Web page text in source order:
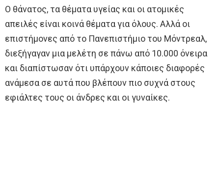
Ο θάνατος, τα θέματα υγείας και οι ατομικές
απειλές είναι κοινά θέματα για όλους. Αλλά οι
επιστήμονες από το Πανεπιστήμιο του Μόντρεαλ,
διεξήγαγαν μια μελέτη σε πάνω από 10.000 όνειρα
και διαπίστωσαν ότι υπάρχουν κάποιες διαφορές
ανάμεσα σε αυτά που βλέπουν πιο συχνά στους
εφιάλτες τους οι άνδρες και οι γυναίκες.